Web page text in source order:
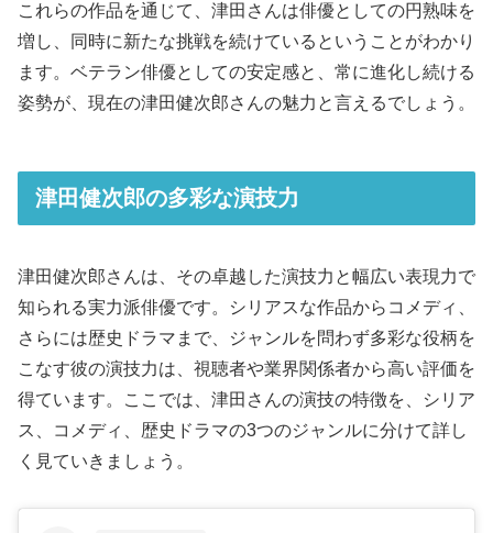
これらの作品を通じて、津田さんは俳優としての円熟味を
増し、同時に新たな挑戦を続けているということがわかり
ます。ベテラン俳優としての安定感と、常に進化し続ける
姿勢が、現在の津田健次郎さんの魅力と言えるでしょう。
津田健次郎の多彩な演技力
津田健次郎さんは、その卓越した演技力と幅広い表現力で
知られる実力派俳優です。シリアスな作品からコメディ、
さらには歴史ドラマまで、ジャンルを問わず多彩な役柄を
こなす彼の演技力は、視聴者や業界関係者から高い評価を
得ています。ここでは、津田さんの演技の特徴を、シリア
ス、コメディ、歴史ドラマの3つのジャンルに分けて詳し
く見ていきましょう。